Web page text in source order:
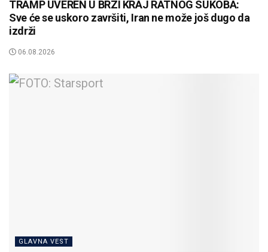
TRAMP UVEREN U BRZI KRAJ RATNOG SUKOBA:
Sve će se uskoro završiti, Iran ne može još dugo da
izdrži
06.08.2026
GLAVNA VEST